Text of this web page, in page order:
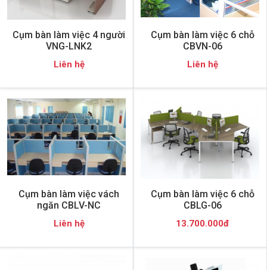
Cụm bàn làm việc 4 người
VNG-LNK2
Liên hệ
Cụm bàn làm việc 6 chỗ
CBVN-06
Liên hệ
Cụm bàn làm việc vách
ngăn CBLV-NC
Liên hệ
Cụm bàn làm việc 6 chỗ
CBLG-06
13.700.000đ